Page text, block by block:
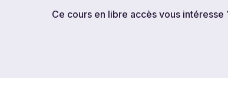
Ce cours en libre accès vous intéresse